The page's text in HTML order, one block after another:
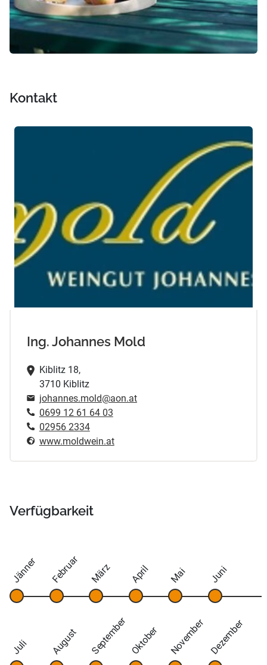
Kontakt
Ing. Johannes Mold
Kiblitz 18,
3710 Kiblitz
johannes.mold@aon.at
0699 12 61 64 03
02956 2334
www.moldwein.at
Verfügbarkeit
Jänner Februar März April Mai Juni
Juli August September Oktober November Dezember